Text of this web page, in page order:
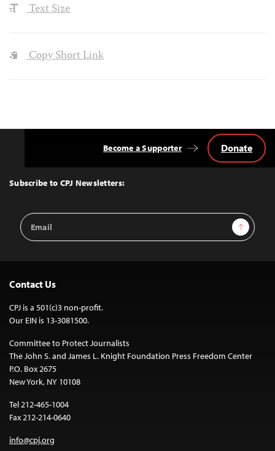
Text Size
Copy Short Link
Top
Subscribe to CPJ Newsletters:
Email
Address
Sign Up
Become a Supporter Donate
Contact Us
CPJ is a 501(c)3 non-profit.
Our EIN is 13-3081500.
Committee to Protect Journalists
The John S. and James L. Knight Foundation Press Freedom Center
P.O. Box 2675
New York, NY 10108
Tel 212-465-1004
Fax 212-214-0640
info@cpj.org